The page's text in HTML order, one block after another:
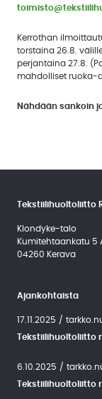
Kerrothan
torstaina 26.8.
perjantaina 27.8.
mahdolliset ruoka-
Nähdään sankoin
Tekstiilihuoltoliitto
Klondyke-talo
Kumitehtaankatu 5
04260 Kerava
Ajankohtaista
17.11.2025 /
Tekstiilihuoltoliitto
6.10.2025 /
Tekstiilihuoltoliitto